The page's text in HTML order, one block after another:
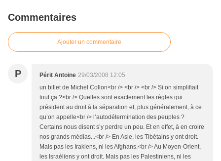
Commentaires
Ajouter un commentaire
P Périt Antoine 29/03/2008 12:05
un billet de Michel Collon<br /> <br /> <br /> Si on simplifiait
tout ça ?<br /> Quelles sont exactement les règles qui
président au droit à la séparation et, plus généralement, à ce
qu’on appelle<br /> l’autodétermination des peuples ?
Certains nous disent s’y perdre un peu. Et en effet, à en croire
nos grands médias...<br /> En Asie, les Tibétains y ont droit.
Mais pas les Irakiens, ni les Afghans.<br /> Au Moyen-Orient,
les Israéliens y ont droit. Mais pas les Palestiniens, ni les